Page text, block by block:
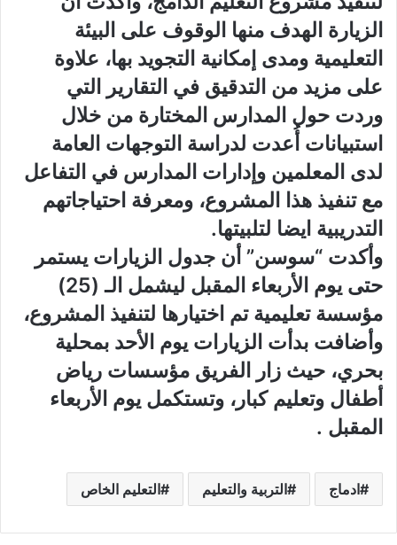
الزيارة الهدف منها الوقوف على البيئة
التعليمية ومدى إمكانية التجويد بها، علاوة
على مزيد من التدقيق في التقارير التي
وردت حول المدارس المختارة من خلال
استبيانات أُعدت لدراسة التوجهات العامة
لدى المعلمين وإدارات المدارس في التفاعل
مع تنفيذ هذا المشروع، ومعرفة احتياجاتهم
التدريبية ايضا لتلبيتها.
وأكدت “سوسن” أن جدول الزيارات يستمر
حتى يوم الأربعاء المقبل ليشمل الـ (25)
مؤسسة تعليمية تم اختيارها لتنفيذ المشروع،
وأضافت بدأت الزيارات يوم الأحد بمحلية
بحري، حيث زار الفريق مؤسسات رياض
أطفال وتعليم كبار، وتستكمل يوم الأربعاء
المقبل .
ادماج التربية والتعليم التعليم الخاص